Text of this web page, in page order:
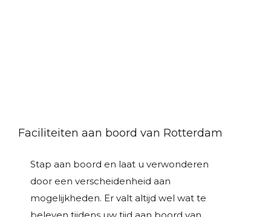
Faciliteiten aan boord van Rotterdam
Stap aan boord en laat u verwonderen
door een verscheidenheid aan
mogelijkheden. Er valt altijd wel wat te